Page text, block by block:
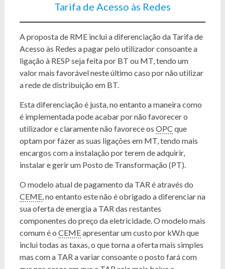
Tarifa de Acesso às Redes
A proposta de RME inclui a diferenciação da Tarifa de
Acesso às Redes a pagar pelo utilizador consoante a
ligação à RESP seja feita por BT ou MT, tendo um
valor mais favorável neste último caso por não utilizar
a rede de distribuição em BT.
Esta diferenciação é justa, no entanto a maneira como
é implementada pode acabar por não favorecer o
utilizador e claramente não favorece os OPC que
optam por fazer as suas ligações em MT, tendo mais
encargos com a instalação por terem de adquirir,
instalar e gerir um Posto de Transformação (PT).
O modelo atual de pagamento da TAR é através do
CEME, no entanto este não é obrigado a diferenciar na
sua oferta de energia a TAR das restantes
componentes do preço da eletricidade. O modelo mais
comum é o CEMEapresentar um custo por kW.h que
inclui todas as taxas, o que torna a oferta mais simples
mas com a TAR a variar consoante o posto fará com